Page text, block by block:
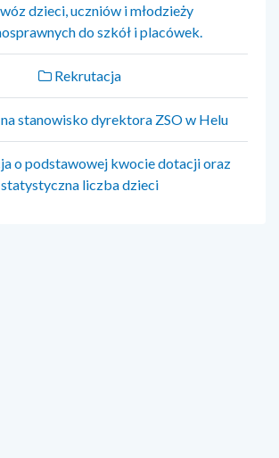
dzieci, uczniów i młodzieży
do szkół i placówek.
Rekrutacja
stanowisko dyrektora ZSO w Helu
o podstawowej kwocie dotacji oraz
statystyczna liczba dzieci